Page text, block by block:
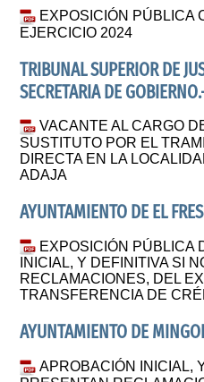
EXPOSICIÓN PÚBLICA
EJERCICIO 2024
TRIBUNAL SUPERIOR DE
SECRETARIA DE
VACANTE AL CARGO
SUSTITUTO POR EL
DIRECTA EN LA
ADAJA
AYUNTAMIENTO DE EL
EXPOSICIÓN PÚBLICA
INICIAL, Y DEFINITIVA SI
RECLAMACIONES, DEL
TRANSFERENCIA DE
AYUNTAMIENTO DE
APROBACIÓN INICIAL,